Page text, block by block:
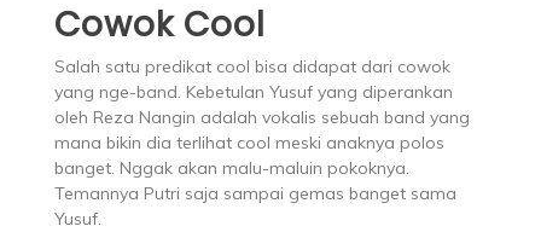
Cowok Cool
Salah satu predikat cool bisa didapat dari cowok
yang nge-band. Kebetulan Yusuf yang diperankan
oleh Reza Nangin adalah vokalis sebuah band yang
mana bikin dia terlihat cool meski anaknya polos
banget. Nggak akan malu-maluin pokoknya.
Temannya Putri saja sampai gemas banget sama
Yusuf.